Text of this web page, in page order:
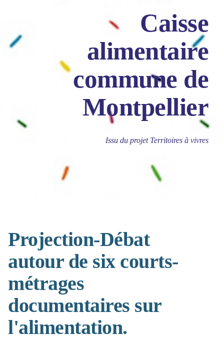
Caisse
alimentaire
commune de
Montpellier
Issu du projet Territoires à vivres
Projection-Débat
autour de six courts-
métrages
documentaires sur
l'alimentation.